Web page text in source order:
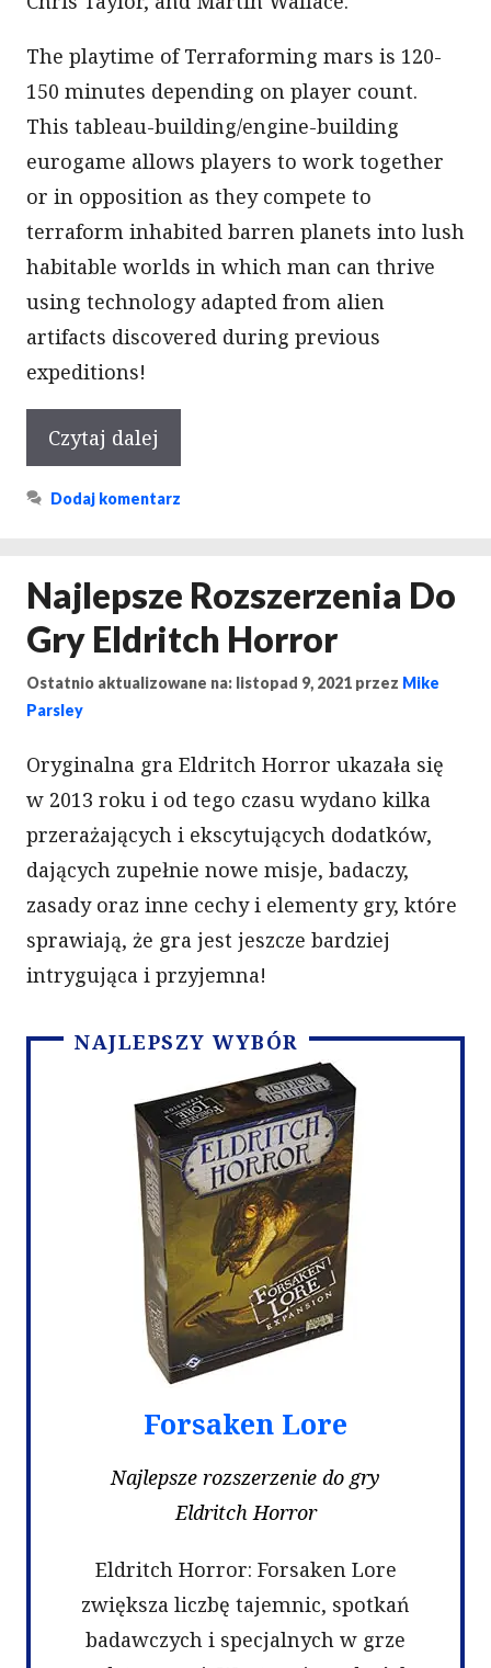
The playtime of Terraforming mars is 120-
150 minutes depending on player count.
This tableau-building/engine-building
eurogame allows players to work together
or in opposition as they compete to
terraform inhabited barren planets into lush
habitable worlds in which man can thrive
using technology adapted from alien
artifacts discovered during previous
expeditions!
Czytaj dalej
Dodaj komentarz
Najlepsze Rozszerzenia Do
Gry Eldritch Horror
Ostatnio aktualizowane na: listopad 9, 2021 przez Mike
Parsley
Oryginalna gra Eldritch Horror ukazała się
w 2013 roku i od tego czasu wydano kilka
przerażających i ekscytujących dodatków,
dających zupełnie nowe misje, badaczy,
zasady oraz inne cechy i elementy gry, które
sprawiają, że gra jest jeszcze bardziej
intrygująca i przyjemna!
NAJLEPSZY WYBÓR
Forsaken Lore
Najlepsze rozszerzenie do gry
Eldritch Horror
Eldritch Horror: Forsaken Lore
zwiększa liczbę tajemnic, spotkań
badawczych i specjalnych w grze